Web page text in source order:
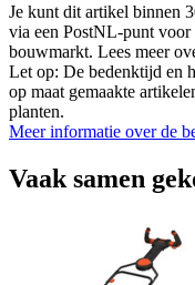
Je kunt dit artikel binnen
via een PostNL-punt
bouwmarkt. Lees meer
Let op: De bedenktijd en
op maat gemaakte
planten.
Meer informatie over de
Vaak samen